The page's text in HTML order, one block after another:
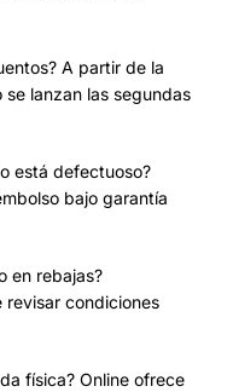
A partir de la
lanzan las segundas
está defectuoso?
bajo garantía
en rebajas?
revisar condiciones
física? Online ofrece